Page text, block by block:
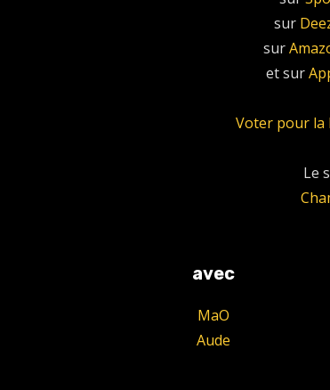
sur
sur
et sur
Voter pour la
Le
avec
MaO
Aude